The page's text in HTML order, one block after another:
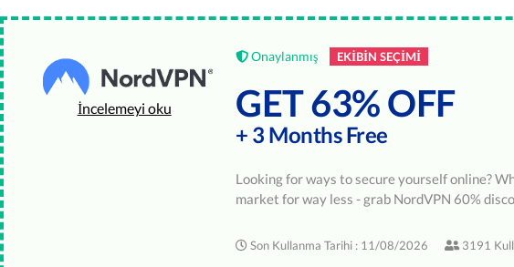
İncelemeyi oku
Onaylanmış EKIBIN SEÇIMI
GET 63% OFF
+ 3 Months Free
Looking for ways to secure yourself online?
market for way less - grab NordVPN 60%
Son Kullanma Tarihi : 11/08/2026 3191